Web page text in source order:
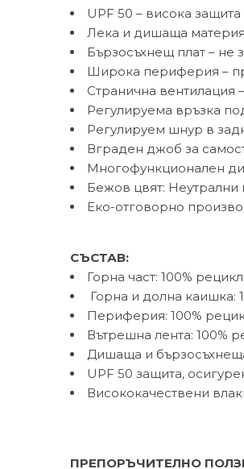
UPF 50 – висока
Лека и дишаща
Бързосъхнещ плат – не
Широка периферия –
Странична вентилация
Регулируема връзка
Регулируем шнур в
Вграден джоб за
Многофункционален
Бежов цвят: Неутрални
Еко-отговорно
СЪСТАВ:
Горна част: 100%
Горна и долна каишка:
Периферия: 100%
Вътрешна лента: 100%
Дишаща и
UPF 50 защита,
Висококачествени
ПРЕПОРЪЧИТЕЛНО